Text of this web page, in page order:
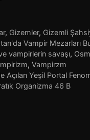
, Gizemler, Gizemli
Vampir Mezarları
vampirlerin savaşı,
, Vampirzm
Açılan Yeşil Portal
Organizma 46 B